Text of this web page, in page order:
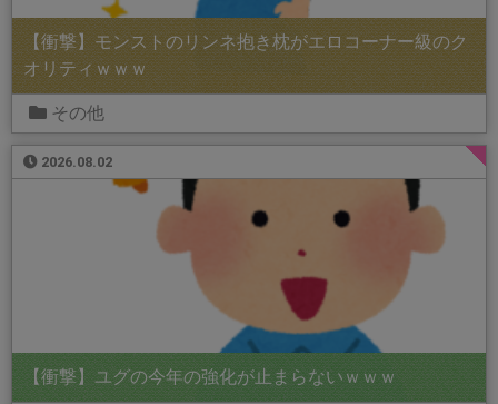
【衝撃】モンストのリンネ抱き枕がエロコーナー級のク
オリティｗｗｗ
その他
2026.08.02
【衝撃】ユグの今年の強化が止まらないｗｗｗ